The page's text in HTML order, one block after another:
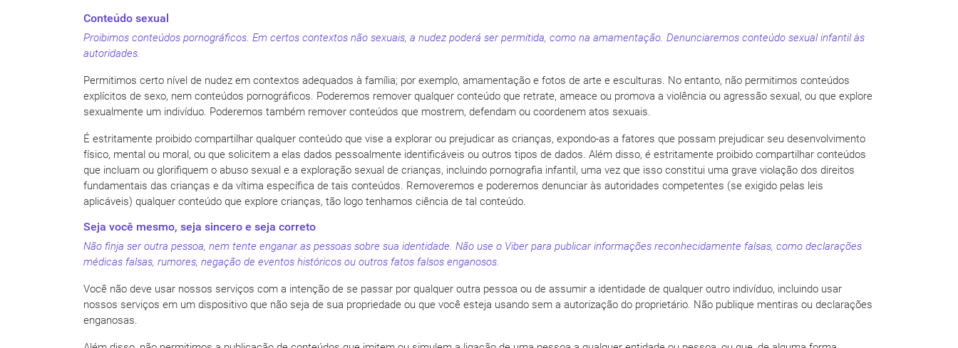
Conteúdo sexual
Proibimos conteúdos pornográficos. Em certos contextos não sexuais, a nudez poderá ser permitida, como na amamentação. Denunciaremos conteúdo sexual infantil às
autoridades.
Permitimos certo nível de nudez em contextos adequados à família; por exemplo, amamentação e fotos de arte e esculturas. No entanto, não permitimos conteúdos
explícitos de sexo, nem conteúdos pornográficos. Poderemos remover qualquer conteúdo que retrate, ameace ou promova a violência ou agressão sexual, ou que explore
sexualmente um indivíduo. Poderemos também remover conteúdos que mostrem, defendam ou coordenem atos sexuais.
É estritamente proibido compartilhar qualquer conteúdo que vise a explorar ou prejudicar as crianças, expondo-as a fatores que possam prejudicar seu desenvolvimento
físico, mental ou moral, ou que solicitem a elas dados pessoalmente identificáveis ou outros tipos de dados. Além disso, é estritamente proibido compartilhar conteúdos
que incluam ou glorifiquem o abuso sexual e a exploração sexual de crianças, incluindo pornografia infantil, uma vez que isso constitui uma grave violação dos direitos
fundamentais das crianças e da vítima específica de tais conteúdos. Removeremos e poderemos denunciar às autoridades competentes (se exigido pelas leis
aplicáveis) qualquer conteúdo que explore crianças, tão logo tenhamos ciência de tal conteúdo.
Seja você mesmo, seja sincero e seja correto
Não finja ser outra pessoa, nem tente enganar as pessoas sobre sua identidade. Não use o Viber para publicar informações reconhecidamente falsas, como declarações
médicas falsas, rumores, negação de eventos históricos ou outros fatos falsos enganosos.
Você não deve usar nossos serviços com a intenção de se passar por qualquer outra pessoa ou de assumir a identidade de qualquer outro indivíduo, incluindo usar
nossos serviços em um dispositivo que não seja de sua propriedade ou que você esteja usando sem a autorização do proprietário. Não publique mentiras ou declarações
enganosas.